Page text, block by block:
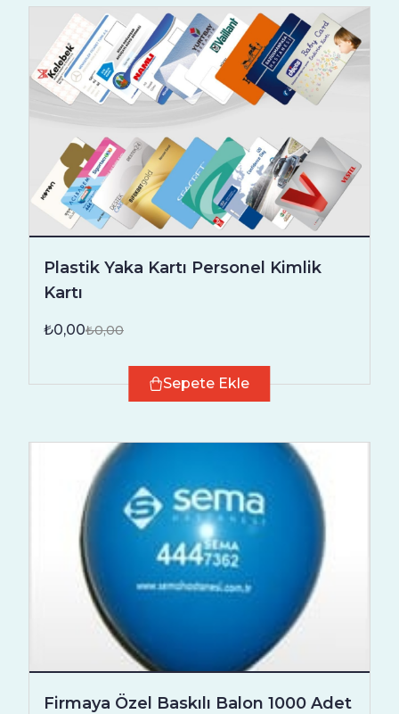
Plastik Yaka Kartı Personel Kimlik
Kartı
₺0,00₺0,00
Sepete Ekle
Firmaya Özel Baskılı Balon 1000 Adet